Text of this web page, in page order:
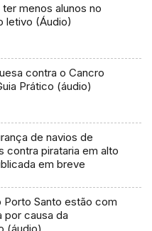
ter menos alunos no
letivo (Áudio)
contra o Cancro
Prático (áudio)
de navios de
contra pirataria em alto
em breve
Porto Santo estão com
por causa da